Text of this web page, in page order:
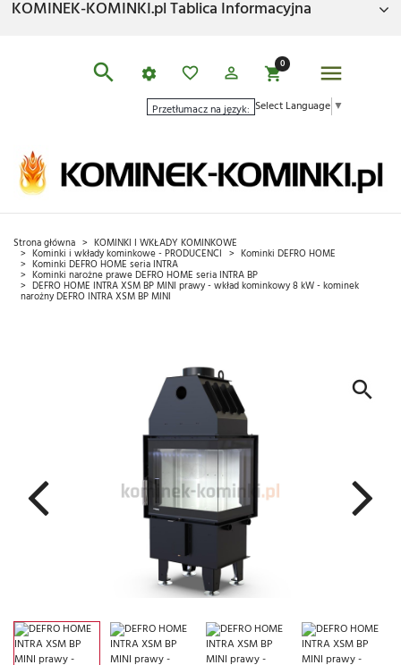
KOMINEK-KOMINKI.pl Tablica Informacyjna
0
Przetłumacz na język: Select Language ▼
Strona główna KOMINKI I WKŁADY KOMINKOWE
Kominki i wkłady kominkowe - PRODUCENCI Kominki DEFRO HOME
Kominki DEFRO HOME seria INTRA
Kominki narożne prawe DEFRO HOME seria INTRA BP
DEFRO HOME INTRA XSM BP MINI prawy - wkład kominkowy 8 kW - kominek
narożny DEFRO INTRA XSM BP MINI